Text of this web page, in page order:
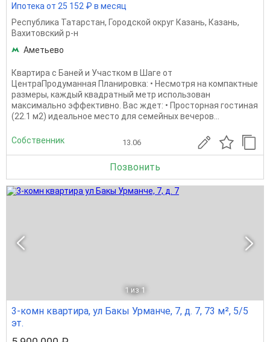
Ипотека от 25 152 ₽ в месяц
Республика Татарстан, Городской округ Казань, Казань,
Вахитовский р-н
Аметьево
Квартира с Баней и Участком в Шаге от
ЦентраПродуманная Планировка: • Несмотря на компактные
размеры, каждый квадратный метр использован
максимально эффективно. Вас ждет: • Просторная гостиная
(22.1 м2) идеальное место для семейных вечеров...
Собственник 13.06
Позвонить
1 из 1
3-комн квартира, ул Бакы Урманче, 7, д. 7, 73 м², 5/5
эт.